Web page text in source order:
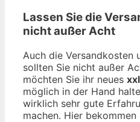
Lassen Sie die
nicht außer Acht
Auch die Versandkosten
sollten Sie nicht außer
möchten Sie ihr neues
möglich in der Hand
wirklich sehr gute
machen. Hier